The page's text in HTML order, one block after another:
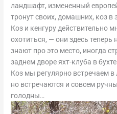
ландшафт, измененный
тронут своих, домашних, коз в
Коз и кенгуру действительно
охотиться, — они здесь
знают про это место, иногда
заднем дворе яхт-клуба в бухте.
Коз мы регулярно встречаем в
но встречаются и совсем
голодны…